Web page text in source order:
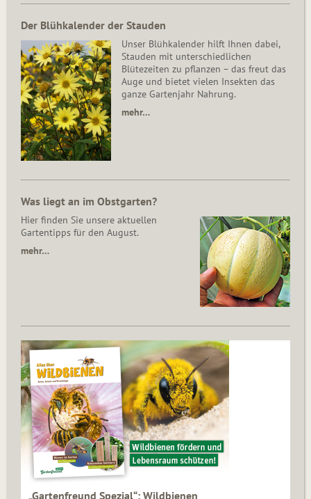
Der Blühkalender der Stauden
Unser Blühkalender hilft Ihnen dabei,
Stauden mit unterschiedlichen
Blütezeiten zu pflanzen – das freut das
Auge und bietet vielen Insekten das
ganze Gartenjahr Nahrung.
mehr…
Was liegt an im Obstgarten?
Hier finden Sie unsere aktuellen
Gartentipps für den August.
mehr…
„Gartenfreund Spezial“: Wildbienen